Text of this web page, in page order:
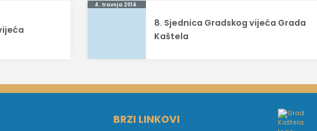
4. travnja 2014.
8. Sjednica Gradskog vijeća Grada
Kaštela
BRZI LINKOVI